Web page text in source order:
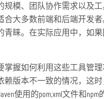
模、团队协作需求以及工
大多数前端和后端开发者
睐。在实际应用中，如果
握如何利用这些工具管
版本不一致的情况，这
使用的pom.xml文件和npm